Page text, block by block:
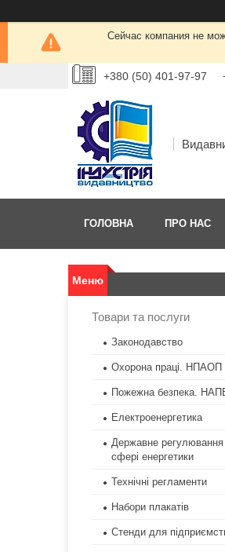
Сейчас компания не
+380 (50) 401-97-97
ГОЛОВНА ПРО НАС
Товари та послуги
Законодавство
Охорона праці. НПАОП
Пожежна безпека.
Електроенергетика
Державне
сфері енергетики
Технічні регламенти
Набори плакатів
Стенди для